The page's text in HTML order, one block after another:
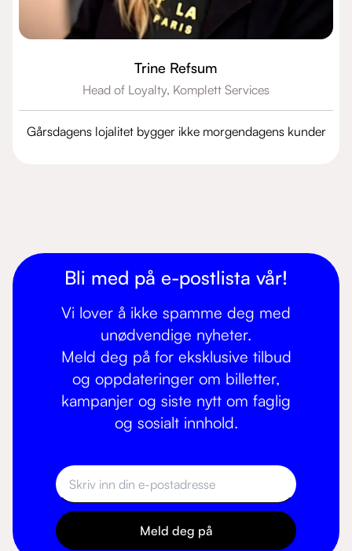
Trine Refsum
Head of Loyalty, Komplett Services
Gårsdagens lojalitet bygger ikke morgendagens kunder
Bli med på e-postlista vår!
Vi lover å ikke spamme deg med
unødvendige nyheter.
Meld deg på for eksklusive tilbud
og oppdateringer om billetter,
kampanjer og siste nytt om faglig
og sosialt innhold.
Meld deg på